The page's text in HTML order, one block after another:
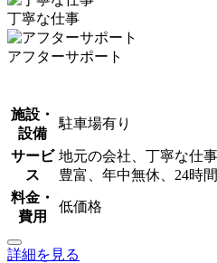
丁寧な仕事
アフターサポート
施設・
設備
駐車場有り
サービ
ス
地元の会社、丁寧な仕
豊富、年中無休、24時
料金・
費用
低価格
詳細を見る